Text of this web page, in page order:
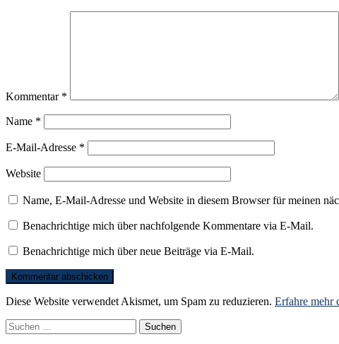
Kommentar *
Name *
E-Mail-Adresse *
Website
Name, E-Mail-Adresse und Website in diesem Browser für meinen
Benachrichtige mich über nachfolgende Kommentare via E-Mail.
Benachrichtige mich über neue Beiträge via E-Mail.
Diese Website verwendet Akismet, um Spam zu reduzieren. Erfahre mehr
Suchen
nach: